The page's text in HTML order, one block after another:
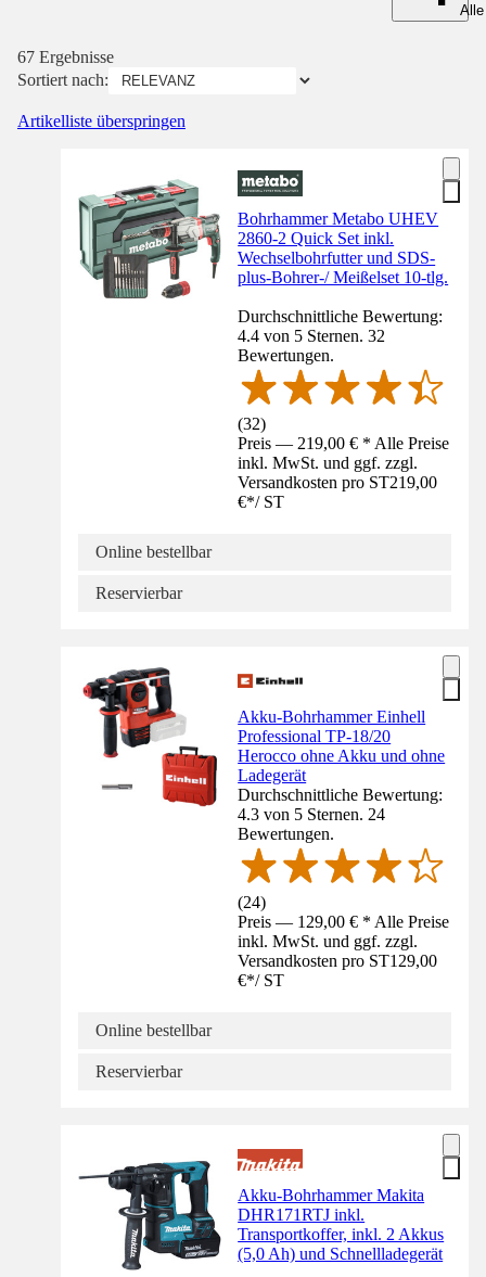
67 Ergebnisse
Sortiert nach:
Artikelliste überspringen
Bohrhammer Metabo UHEV
2860-2 Quick Set inkl.
Wechselbohrfutter und SDS-
plus-Bohrer-/ Meißelset 10-tlg.
Durchschnittliche Bewertung:
4.4 von 5 Sternen. 32
Bewertungen.
(32)
Preis — 219,00 € * Alle Preise
inkl. MwSt. und ggf. zzgl.
Versandkosten pro ST219,00
€*/ ST
Online bestellbar
Reservierbar
Akku-Bohrhammer Einhell
Professional TP-18/20
Herocco ohne Akku und ohne
Ladegerät
Durchschnittliche Bewertung:
4.3 von 5 Sternen. 24
Bewertungen.
(24)
Preis — 129,00 € * Alle Preise
inkl. MwSt. und ggf. zzgl.
Versandkosten pro ST129,00
€*/ ST
Online bestellbar
Reservierbar
Akku-Bohrhammer Makita
DHR171RTJ inkl.
Transportkoffer, inkl. 2 Akkus
(5,0 Ah) und Schnellladegerät